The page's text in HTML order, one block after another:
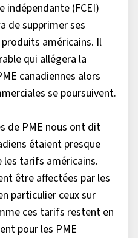
indépendante (FCEI)
de supprimer ses
américains. Il
qui allégera la
canadiennes alors
se poursuivent.
de PME nous ont dit
étaient presque
les tarifs américains.
être affectées par les
particulier ceux sur
ces tarifs restent en
pour les PME